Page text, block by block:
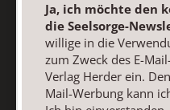
Ja, ich möchte den
die Seelsorge-
willige in die
zum Zweck des E-
Verlag Herder ein.
Mail-Werbung kann